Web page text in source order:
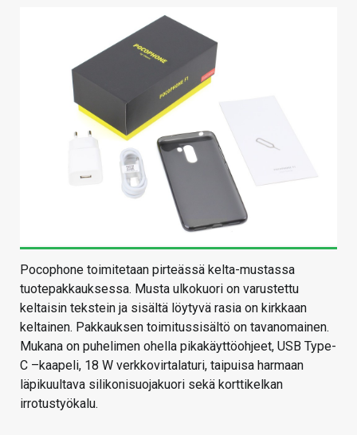
Pocophone toimitetaan pirteässä kelta-mustassa
tuotepakkauksessa. Musta ulkokuori on varustettu
keltaisin tekstein ja sisältä löytyvä rasia on kirkkaan
keltainen. Pakkauksen toimitussisältö on tavanomainen.
Mukana on puhelimen ohella pikakäyttöohjeet, USB Type-
C –kaapeli, 18 W verkkovirtalaturi, taipuisa harmaan
läpikuultava silikonisuojakuori sekä korttikelkan
irrotustyökalu.